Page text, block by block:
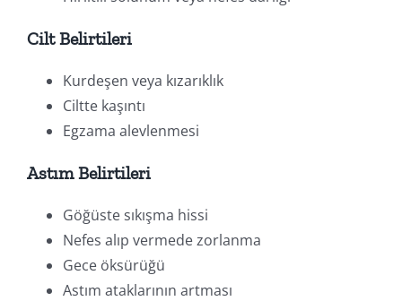
Cilt Belirtileri
Kurdeşen veya kızarıklık
Ciltte kaşıntı
Egzama alevlenmesi
Astım Belirtileri
Göğüste sıkışma hissi
Nefes alıp vermede zorlanma
Gece öksürüğü
Astım ataklarının artması